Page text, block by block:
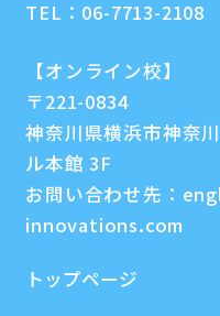
TEL： 06-7713-2108
【オンライン校】
〒221-0834
神奈川県横浜市神奈
ル本館 3F
お問い合わせ先：
innovations.com
トップページ